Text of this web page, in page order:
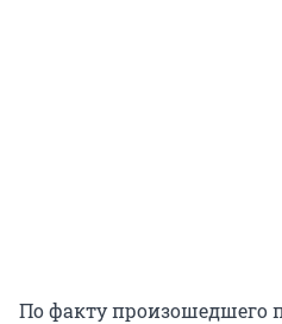
По факту произошедшего